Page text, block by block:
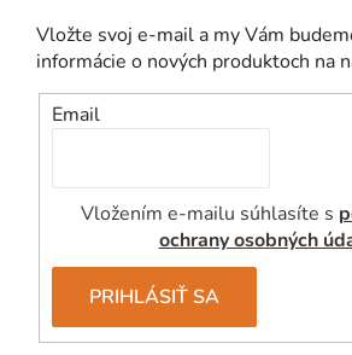
Vložte svoj e-mail a my Vám
informácie o nových produktoch na
Email
Vložením e-mailu súhlasíte s
ochrany osobných
PRIHLÁSIŤ SA